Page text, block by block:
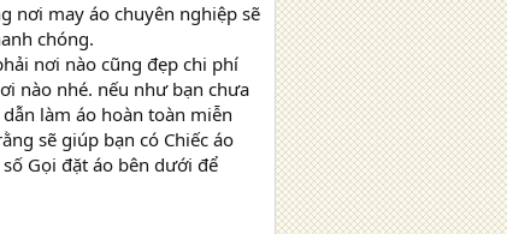
nơi may áo chuyên nghiệp sẽ
chóng.
nơi nào cũng đẹp chi phí
nào nhé. nếu như bạn chưa
làm áo hoàn toàn miễn
sẽ giúp bạn có Chiếc áo
Gọi đặt áo bên dưới để